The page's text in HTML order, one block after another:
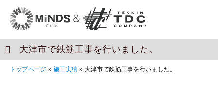
大津市で鉄筋工事を行いました。
トップページ » 施工実績 » 大津市で鉄筋工事を行いました。